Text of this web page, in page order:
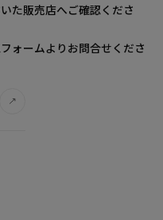
た販売店へご確認くださ
ォームよりお問合せくださ